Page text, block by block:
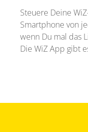
Steuere Deine
Smartphone von
wenn Du mal das
Die WiZ App gibt